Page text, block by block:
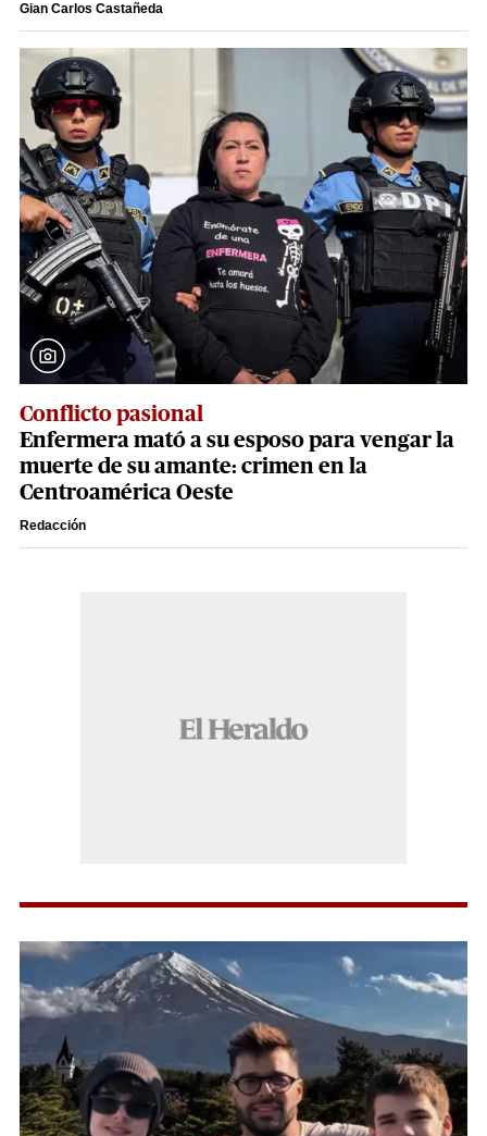
Gian Carlos Castañeda
Conflicto pasional
Enfermera mató a su esposo para vengar la
muerte de su amante: crimen en la
Centroamérica Oeste
Redacción